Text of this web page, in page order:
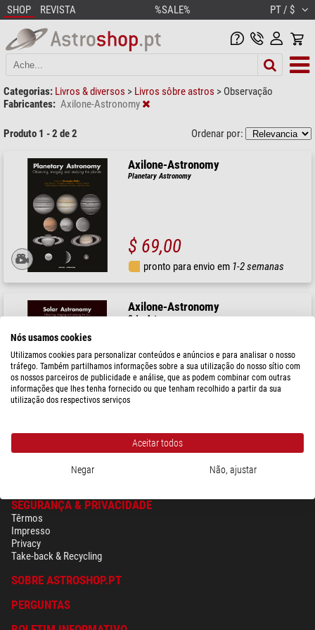
SHOP REVISTA %SALE% PT / $
Categorias: Livros & diversos > Livros sôbre astros > Observação
Fabricantes: Axilone-Astronomy
Produto 1 - 2 de 2 Ordenar por:
Axilone-Astronomy
Planetary Astronomy
$ 69,00
pronto para envio em 1-2 semanas
Axilone-Astronomy
Solar Astronomy
$ 80,00
SEGURANÇA & PRIVACIDADE
Têrmos
Impresso
Privacy
Take-back & Recycling
SOBRE ASTROSHOP.PT
PERGUNTAS
Nós usamos cookies
Utilizamos cookies para personalizar conteúdos e anúncios e para analisar o nosso
tráfego. Também partilhamos informações sobre a sua utilização do nosso sítio com
os nossos parceiros de publicidade e análise, que as podem combinar com outras
informações que lhes tenha fornecido ou que tenham recolhido a partir da sua
utilização dos respectivos serviços
Aceitar todos
Negar Não, ajustar